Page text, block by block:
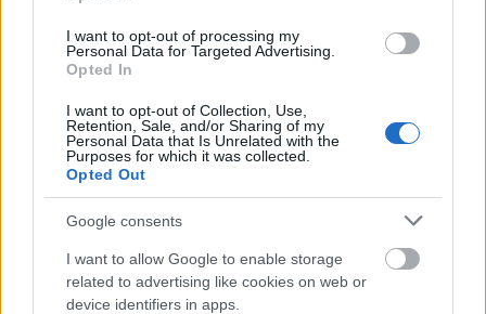
I want to opt-out of processing my
Personal Data for Targeted Advertising.
Opted In
I want to opt-out of Collection, Use,
Retention, Sale, and/or Sharing of my
Personal Data that Is Unrelated with the
Purposes for which it was collected.
Opted Out
Google consents
I want to allow Google to enable storage
related to advertising like cookies on web or
device identifiers in apps.